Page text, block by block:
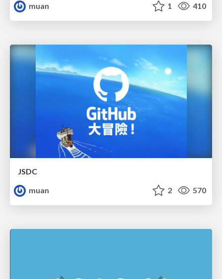
muan
1 410
JSDC
muan
2 570